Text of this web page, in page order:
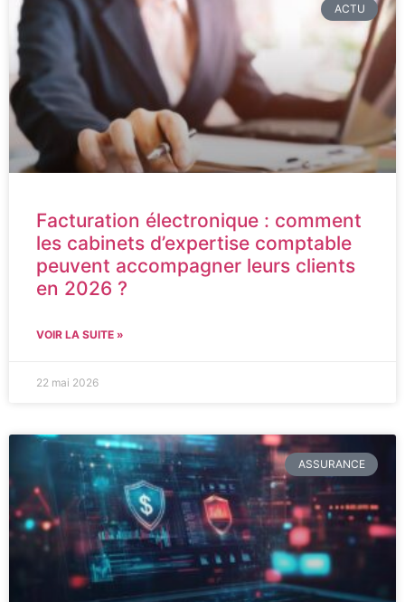
ACTU
Facturation électronique : comment
les cabinets d’expertise comptable
peuvent accompagner leurs clients
en 2026 ?
VOIR LA SUITE »
22 mai 2026
ASSURANCE